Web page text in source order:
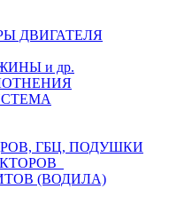
ДВИГАТЕЛЯ
и др.
ГБЦ, ПОДУШКИ
(ВОДИЛА)